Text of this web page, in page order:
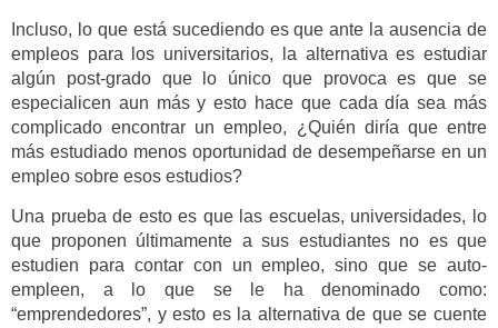
Incluso, lo que está sucediendo es que ante la ausencia de
empleos para los universitarios, la alternativa es estudiar
algún post-grado que lo único que provoca es que se
especialicen aun más y esto hace que cada día sea más
complicado encontrar un empleo, ¿Quién diría que entre
más estudiado menos oportunidad de desempeñarse en un
empleo sobre esos estudios?
Una prueba de esto es que las escuelas, universidades, lo
que proponen últimamente a sus estudiantes no es que
estudien para contar con un empleo, sino que se auto-
empleen, a lo que se le ha denominado como:
“emprendedores”, y esto es la alternativa de que se cuente